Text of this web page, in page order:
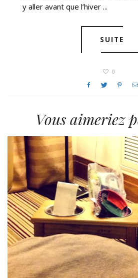
y aller avant que l’hiver ...
SUITE
0
Vous aimeriez